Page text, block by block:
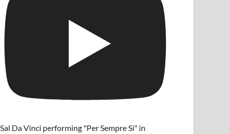
Sal Da Vinci performing "Per Sempre Si" in